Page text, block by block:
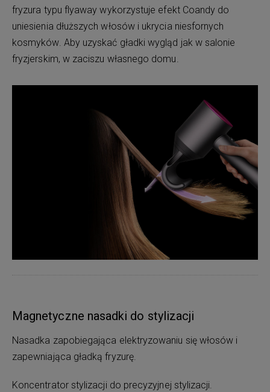
fryzura typu flyaway wykorzystuje efekt Coandy do
uniesienia dłuższych włosów i ukrycia niesfornych
kosmyków. Aby uzyskać gładki wygląd jak w salonie
fryzjerskim, w zaciszu własnego domu.
Magnetyczne nasadki do stylizacji
Nasadka zapobiegająca elektryzowaniu się włosów i
zapewniająca gładką fryzurę.
Koncentrator stylizacji do precyzyjnej stylizacji.